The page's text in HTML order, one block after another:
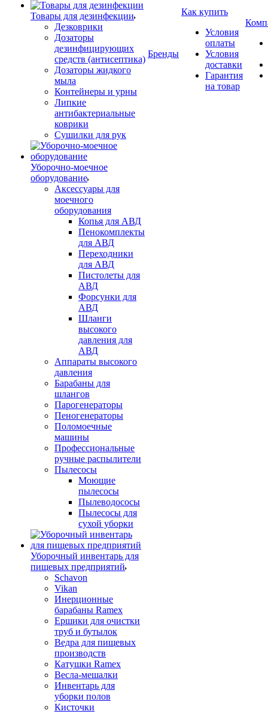
Товары для дезинфекции
Дезковрики
Дозаторы
дезинфицирующих
средств (антисептика)
Дозаторы жидкого
мыла
Контейнеры и урны
Липкие
антибактериальные
коврики
Сушилки для рук
Уборочно-моечное
оборудование
Аксессуары для
моечного
оборудования
Копья для АВД
Пенокомплекты
для АВД
Переходники
для АВД
Пистолеты для
АВД
Форсунки для
АВД
Шланги
высокого
давления для
АВД
Аппараты высокого
давления
Барабаны для
шлангов
Парогенераторы
Пеногенераторы
Поломоечные
машины
Профессиональные
ручные распылители
Пылесосы
Моющие
пылесосы
Пылеводососы
Пылесосы для
сухой уборки
Уборочный инвентарь для
пищевых предприятий
Schavon
Vikan
Инерционные
барабаны Ramex
Ершики для очистки
труб и бутылок
Ведра для пищевых
производств
Катушки Ramex
Весла-мешалки
Инвентарь для
уборки полов
Кисточки
Бренды
Как купить
Условия
оплаты
Условия
доставки
Гарантия
на товар